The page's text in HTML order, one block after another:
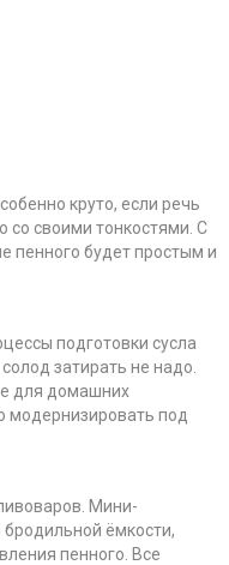
круто, если речь
со своими тонкостями. С
пенного будет простым и
подготовки сусла
затирать не надо.
для домашних
под
Мини-
ёмкости,
пенного. Все